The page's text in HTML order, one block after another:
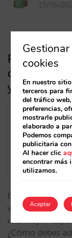
13/06/
Por qué es
de
y cómo
Booking.com lo
veas como una
una mayor
¿Cómo debes
cookies
En nuestro
terceros para
del tráfico
preferencias,
mostrarle
elaborado a
Podemos
publicitaria
Al hacer clic
encontrar más
utilizamos.
Aceptar